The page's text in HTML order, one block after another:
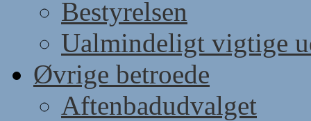
Bestyrelsen
Ualmindeligt vigtige
Øvrige betroede
Aftenbadudvalget